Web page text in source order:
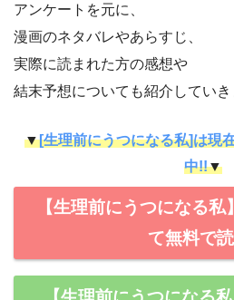
アンケートを元に、
漫画のネタバレやあらすじ、
実際に読まれた方の感想や
結末予想についても紹介していき
▼[生理前にうつになる私]は現
中!!▼
【生理前にうつになる
て無料で